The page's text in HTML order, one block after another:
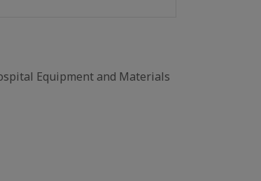
Equipment and Materials